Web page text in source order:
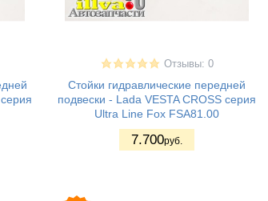
Отзывы: 0
Стойки гидравлические передней
подвески - Lada VESTA CROSS серия
Ultra Line Fox FSA81.00
7.700руб.